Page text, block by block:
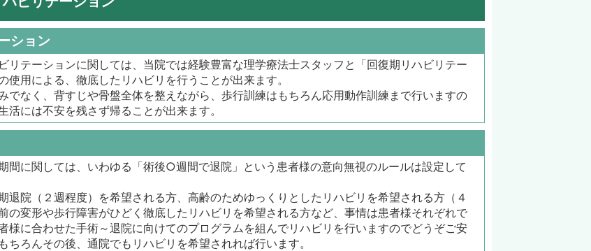
ション
リテーションに関しては、当院では経験豊富な理学療法士スタッフと「回復期リハビリテー
使用による、徹底したリハビリを行うことが出来ます。
でなく、背すじや骨盤全体を整えながら、歩行訓練はもちろん応用動作訓練まで行いますの
活には不安を残さず帰ることが出来ます。
間に関しては、いわゆる「術後○週間で退院」という患者様の意向無視のルールは設定して
退院（２週程度）を希望される方、高齢のためゆっくりとしたリハビリを希望される方（４
の変形や歩行障害がひどく徹底したリハビリを希望される方など、事情は患者様それぞれで
様に合わせた手術～退院に向けてのプログラムを組んでリハビリを行いますのでどうぞご安
ちろんその後、通院でもリハビリを希望されれば行います。